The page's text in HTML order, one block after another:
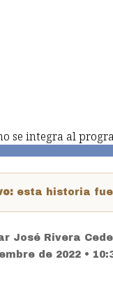
se integra al
esta historia
José Rivera
de 2022 •